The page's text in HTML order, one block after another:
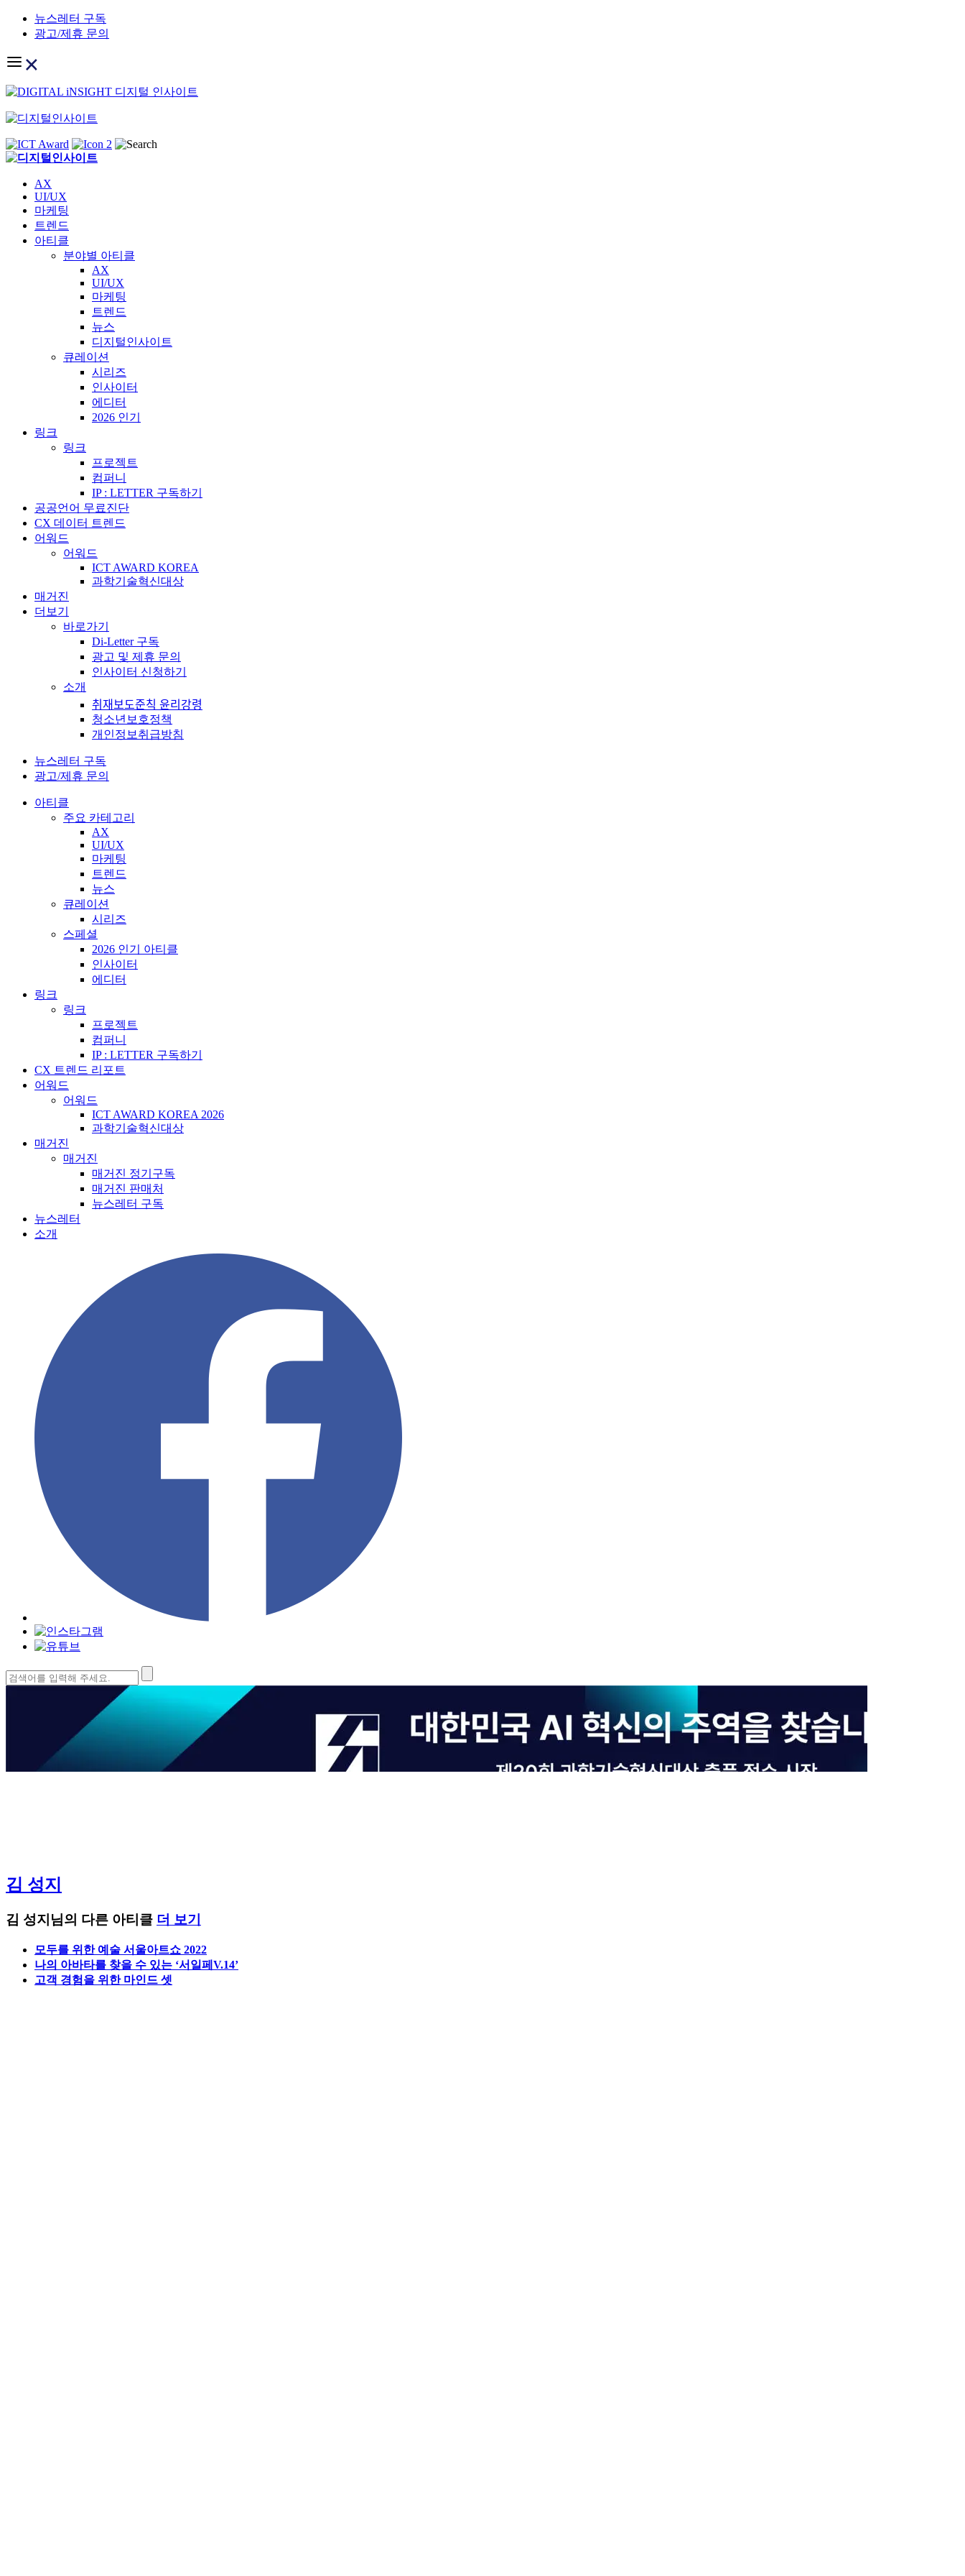
Skip
content
뉴스레터 구독
광고/제휴 문의
AX
UI/UX
마케팅
트렌드
아티클
분야별 아티클
AX
UI/UX
마케팅
트렌드
뉴스
디지털인사이트
큐레이션
시리즈
인사이터
에디터
2026 인기
링크
링크
프로젝트
컴퍼니
IP : LETTER 구독하기
공공언어 무료진단
CX 데이터 트렌드
어워드
어워드
ICT AWARD KOREA
과학기술혁신대상
매거진
더보기
바로가기
Di-Letter 구독
광고 및 제휴 문의
인사이터 신청하기
소개
취재보도준칙 윤리강령
청소년보호정책
개인정보취급방침
뉴스레터 구독
광고/제휴 문의
아티클
주요 카테고리
AX
UI/UX
마케팅
트렌드
뉴스
큐레이션
시리즈
스페셜
2026 인기 아티클
인사이터
에디터
링크
링크
프로젝트
컴퍼니
IP : LETTER 구독하기
CX 트렌드 리포트
어워드
어워드
ICT AWARD KOREA 2026
과학기술혁신대상
매거진
매거진
매거진 정기구독
매거진 판매처
뉴스레터 구독
뉴스레터
소개
검
색:
김 성지
김 성지님의 다른 아티클 더 보기
모두를 위한 예술 서울아트쇼 2022
나의 아바타를 찾을 수 있는 ‘서일페V.14’
고객 경험을 위한 마인드 셋